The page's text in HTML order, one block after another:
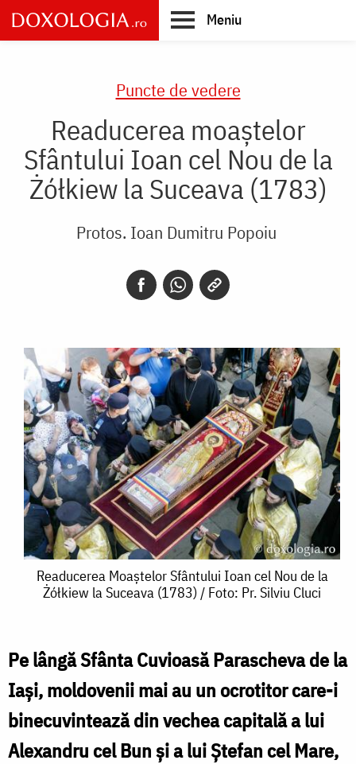
Skip
to
main
Meniu
Puncte de vedere
Readucerea moaștelor
Sfântului Ioan cel Nou de la
Żółkiew la Suceava (1783)
Protos. Ioan Dumitru Popoiu
Readucerea
Moaștelor
Ioan
cel
Nou
Readucerea Moaștelor Sfântului Ioan cel Nou de la
Żółkiew la Suceava (1783) / Foto: Pr. Silviu Cluci
Pe lângă Sfânta Cuvioasă Parascheva de la
Iași, moldovenii mai au un ocrotitor care-i
binecuvintează din vechea capitală a lui
Alexandru cel Bun și a lui Ștefan cel Mare,